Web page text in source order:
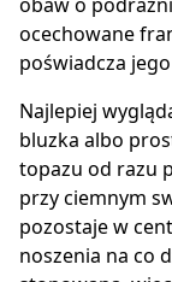
ocechowane
poświadcza
Najlepiej
bluzka albo
topazu od razu
przy ciemnym
pozostaje w
noszenia na co